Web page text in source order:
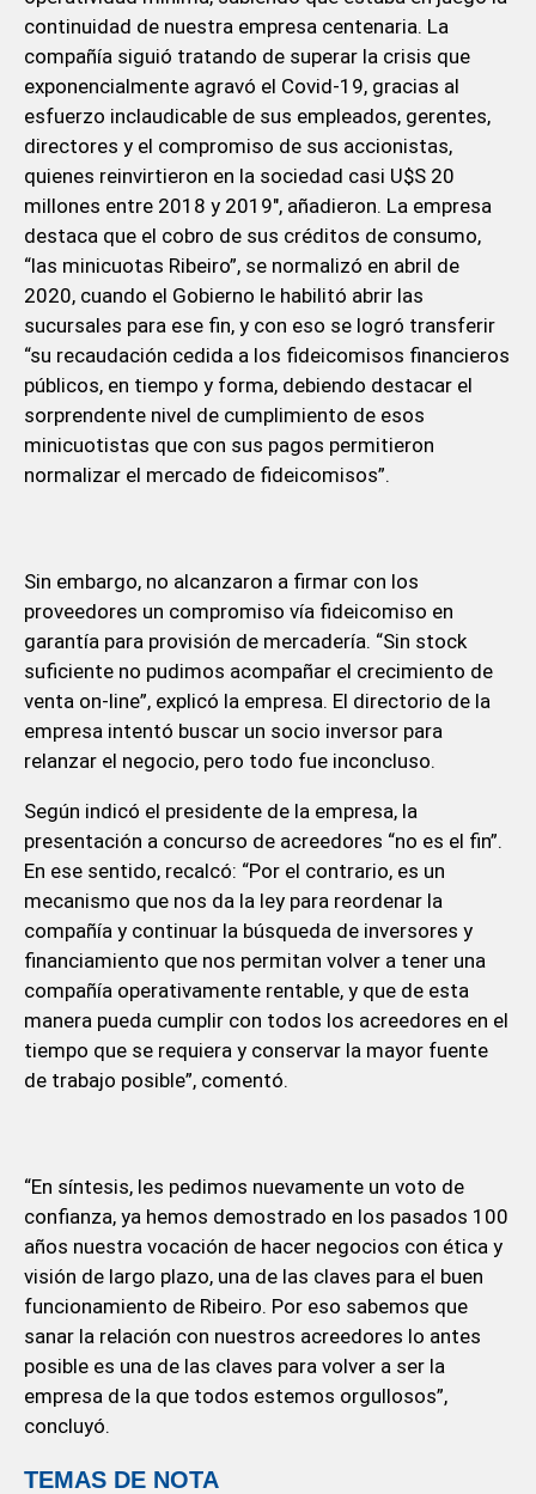
continuidad de nuestra empresa centenaria. La
compañía siguió tratando de superar la crisis que
exponencialmente agravó el Covid-19, gracias al
esfuerzo inclaudicable de sus empleados, gerentes,
directores y el compromiso de sus accionistas,
quienes reinvirtieron en la sociedad casi U$S 20
millones entre 2018 y 2019″, añadieron. La empresa
destaca que el cobro de sus créditos de consumo,
“las minicuotas Ribeiro”, se normalizó en abril de
2020, cuando el Gobierno le habilitó abrir las
sucursales para ese fin, y con eso se logró transferir
“su recaudación cedida a los fideicomisos financieros
públicos, en tiempo y forma, debiendo destacar el
sorprendente nivel de cumplimiento de esos
minicuotistas que con sus pagos permitieron
normalizar el mercado de fideicomisos”.
Sin embargo, no alcanzaron a firmar con los
proveedores un compromiso vía fideicomiso en
garantía para provisión de mercadería. “Sin stock
suficiente no pudimos acompañar el crecimiento de
venta on-line”, explicó la empresa. El directorio de la
empresa intentó buscar un socio inversor para
relanzar el negocio, pero todo fue inconcluso.
Según indicó el presidente de la empresa, la
presentación a concurso de acreedores “no es el fin”.
En ese sentido, recalcó: “Por el contrario, es un
mecanismo que nos da la ley para reordenar la
compañía y continuar la búsqueda de inversores y
financiamiento que nos permitan volver a tener una
compañía operativamente rentable, y que de esta
manera pueda cumplir con todos los acreedores en el
tiempo que se requiera y conservar la mayor fuente
de trabajo posible”, comentó.
“En síntesis, les pedimos nuevamente un voto de
confianza, ya hemos demostrado en los pasados 100
años nuestra vocación de hacer negocios con ética y
visión de largo plazo, una de las claves para el buen
funcionamiento de Ribeiro. Por eso sabemos que
sanar la relación con nuestros acreedores lo antes
posible es una de las claves para volver a ser la
empresa de la que todos estemos orgullosos”,
concluyó.
TEMAS DE NOTA